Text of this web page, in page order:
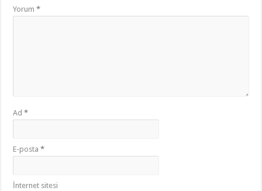
Yorum*
Ad*
E-posta*
İnternet sitesi